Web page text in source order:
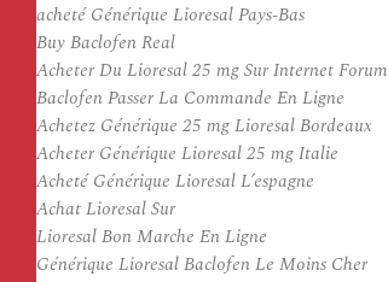
acheté Générique Lioresal Pays-Bas
Buy Baclofen Real
Acheter Du Lioresal 25 mg Sur Internet Forum
Baclofen Passer La Commande En Ligne
Achetez Générique 25 mg Lioresal Bordeaux
Acheter Générique Lioresal 25 mg Italie
Acheté Générique Lioresal L’espagne
Achat Lioresal Sur
Lioresal Bon Marche En Ligne
Générique Lioresal Baclofen Le Moins Cher